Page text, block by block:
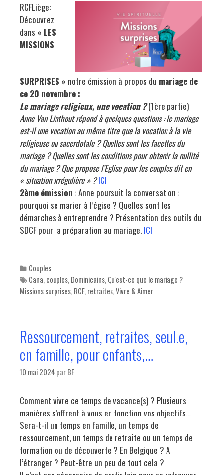
RCFLiège:
Découvrez
dans « LES
MISSIONS
SURPRISES » notre émission à propos du mariage de
ce 20 novembre :
Le mariage religieux, une vocation ?(1ère partie)
Anne Van Linthout répond à quelques questions : le mariage
est-il une vocation au même titre que la vocation à la vie
religieuse ou sacerdotale ? Quelles sont les facettes du
mariage ? Quelles sont les conditions pour obtenir la nullité
du mariage ? Que propose l’Eglise pour les couples dit en
« situation irrégulière » ?ICI
2ème émission : Anne poursuit la conversation :
pourquoi se marier à l’égise ? Quelles sont les
démarches à entreprendre ? Présentation des outils du
SDCF pour la préparation au mariage. ICI
Categories
Couples
Tags
Cana, couples, Dominicains, Qu'est-ce que le mariage ?
Missions surprises, RCF, retraites,Vivre & Aimer
Ressourcement, retraites, seul.e,
en famille, pour enfants,…
10 mai 2024 parBF
Comment vivre ce temps de vacance(s) ? Plusieurs
manières s’offrent à vous en fonction vos objectifs…
Sera-t-il un temps en famille, un temps de
ressourcement, un temps de retraite ou un temps de
formation ou de découverte ? En Belgique ? A
l’étranger ? Peut-être un peu de tout cela ?